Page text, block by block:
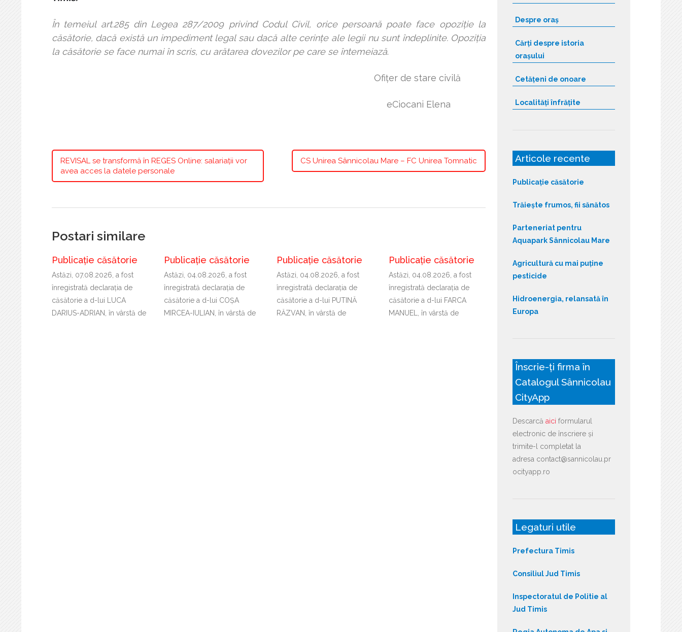
În temeiul art.285 din Legea 287/2009 privind Codul Civil, orice persoană poate face opoziţie la
căsătorie, dacă există un impediment legal sau dacă alte cerinţe ale legii nu sunt îndeplinite. Opoziţia
la căsătorie se face numai în scris, cu arătarea dovezilor pe care se întemeiază.
Ofiţer de stare civilă
eCiocani Elena
REVISAL se transformă în REGES Online: salariații vor
avea acces la datele personale
CS Unirea Sânnicolau Mare – FC Unirea Tomnatic
Postari similare
Publicație căsătorie
Astăzi, 07.08.2026, a fost
înregistrată declaraţia de
căsătorie a d-lui LUCA
DARIUS-ADRIAN, în vârstă de
Publicație căsătorie
Astăzi, 04.08.2026, a fost
înregistrată declaraţia de
căsătorie a d-lui COȘA
MIRCEA-IULIAN, în vârstă de
Publicație căsătorie
Astăzi, 04.08.2026, a fost
înregistrată declaraţia de
căsătorie a d-lui PUTINĂ
RĂZVAN, în vârstă de
Publicație căsătorie
Astăzi, 04.08.2026, a fost
înregistrată declaraţia de
căsătorie a d-lui FARCA
MANUEL, în vârstă de
Despre oraș
Cărți despre istoria
orașului
Cetățeni de onoare
Localități înfrățite
Articole recente
Publicație căsătorie
Trăiește frumos, fii sănătos
Parteneriat pentru
Aquapark Sânnicolau Mare
Agricultură cu mai puține
pesticide
Hidroenergia, relansată în
Europa
Înscrie-ți firma în
Catalogul Sânnicolau
CityApp
Descarcă aici formularul
electronic de înscriere și
trimite-l completat la
adresa contact@sannicolau.pr
ocityapp.ro
Legaturi utile
Prefectura Timis
Consiliul Jud Timis
Inspectoratul de Politie al
Jud Timis